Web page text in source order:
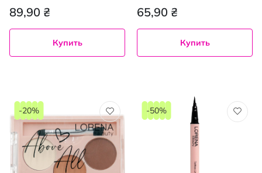
89,90 ₴
Купить
65,90 ₴
Купить
-20% -50%